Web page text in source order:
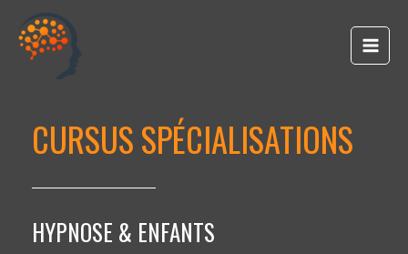
principal
CURSUS SPÉCIALISATIONS
HYPNOSE & ENFANTS